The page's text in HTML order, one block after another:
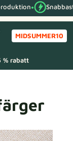
● Snabbast
MIDSUMMER10
% rabatt